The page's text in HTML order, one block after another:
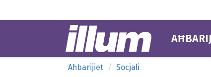
Aħbarijiet Socjali